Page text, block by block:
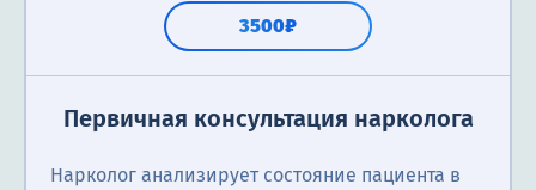
3500₽
Первичная консультация нарколога
Нарколог анализирует состояние пациента в